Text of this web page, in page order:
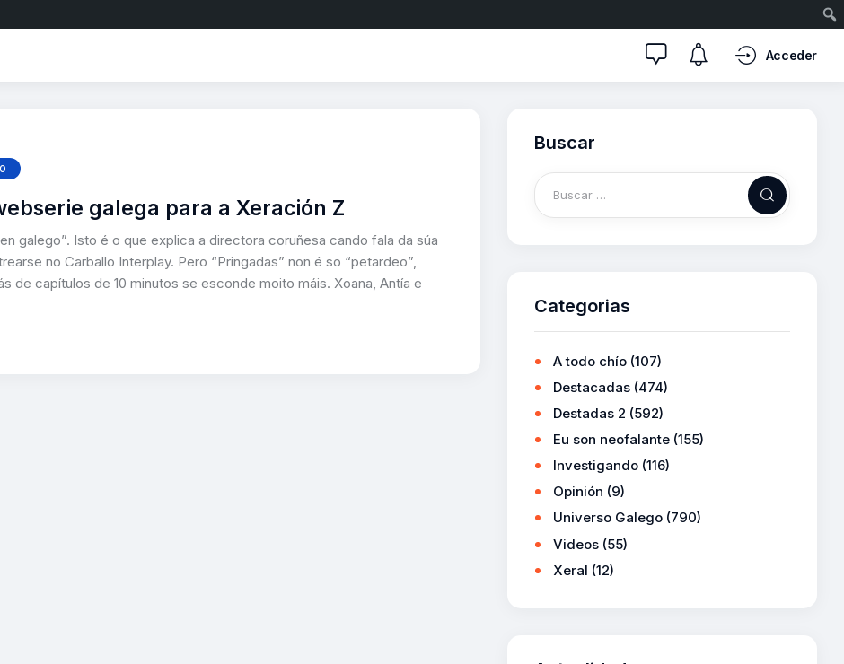
Acceder
galega para a Xeración Z
galego”. Isto é o que explica a directora coruñesa cando fala da súa
no Carballo Interplay. Pero “Pringadas” non é so “petardeo”,
de capítulos de 10 minutos se esconde moito máis. Xoana, Antía e
Buscar
Categorias
A todo chío (107)
Destacadas (474)
Destadas 2 (592)
Eu son neofalante (155)
Investigando (116)
Opinión (9)
Universo Galego (790)
Videos (55)
Xeral (12)